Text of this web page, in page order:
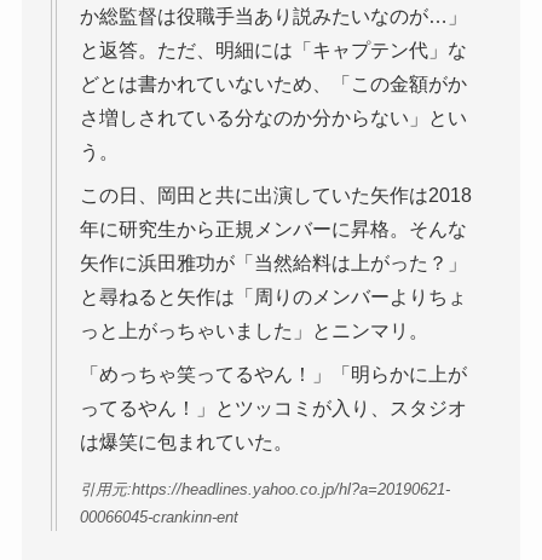
か総監督は役職手当あり説みたいなのが…」
と返答。ただ、明細には「キャプテン代」な
どとは書かれていないため、「この金額がか
さ増しされている分なのか分からない」とい
う。
この日、岡田と共に出演していた矢作は2018
年に研究生から正規メンバーに昇格。そんな
矢作に浜田雅功が「当然給料は上がった？」
と尋ねると矢作は「周りのメンバーよりちょ
っと上がっちゃいました」とニンマリ。
「めっちゃ笑ってるやん！」「明らかに上が
ってるやん！」とツッコミが入り、スタジオ
は爆笑に包まれていた。
引用元:https://headlines.yahoo.co.jp/hl?a=20190621-
00066045-crankinn-ent